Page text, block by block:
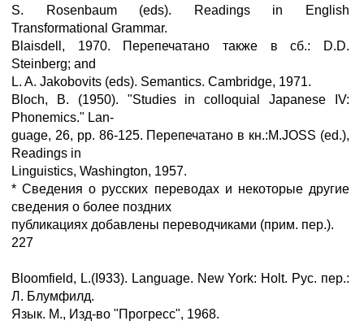
S. Rosenbaum (eds). Readings in English
Transformational Grammar.
Blaisdell, 1970. Перепечатано также в сб.: D.D.
Steinberg; and
L. A. Jakobovits (eds). Semantics. Cambridge, 1971.
Bloch, B. (1950). "Studies in colloquial Japanese IV:
Phonemics." Lan-
guage, 26, pp. 86-125. Перепечатано в кн.:M.JOSS (ed.),
Readings in
Linguistics, Washington, 1957.
* Сведения о русских переводах и некоторые другие
сведения о более поздних
публикациях добавлены переводчиками (прим. пер.).
227
Bloomfield, L.(I933). Language. New York: Holt. Рус. пер.:
Л. Блумфилд.
Язык. М., Изд-во "Прогресс", 1968.